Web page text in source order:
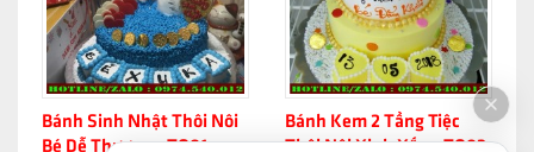
Bánh Sinh Nhật Thôi Nôi
Bé Dễ Thương - TQ01
Bánh Kem 2 Tầng Tiệc
Thôi Nôi Xinh Xắn - TQ02